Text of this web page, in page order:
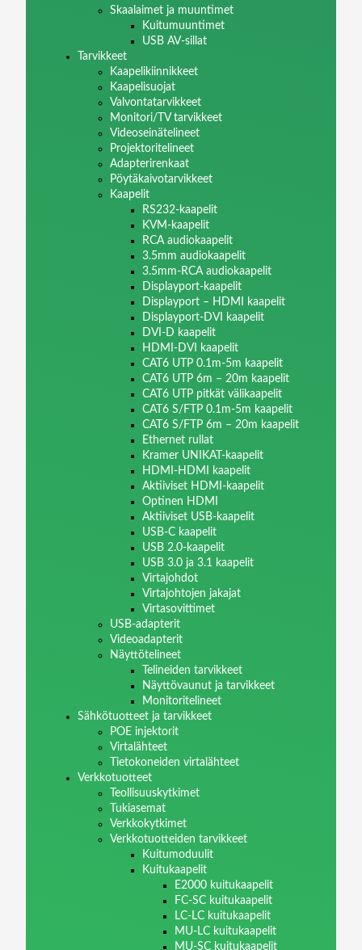
Skaalaimet ja muuntimet
Kuitumuuntimet
USB AV-sillat
Tarvikkeet
Kaapelikiinnikkeet
Kaapelisuojat
Valvontatarvikkeet
Monitori/TV tarvikkeet
Videoseinätelineet
Projektoritelineet
Adapterirenkaat
Pöytäkaivotarvikkeet
Kaapelit
RS232-kaapelit
KVM-kaapelit
RCA audiokaapelit
3.5mm audiokaapelit
3.5mm-RCA audiokaapelit
Displayport-kaapelit
Displayport – HDMI kaapelit
Displayport-DVI kaapelit
DVI-D kaapelit
HDMI-DVI kaapelit
CAT6 UTP 0.1m-5m kaapelit
CAT6 UTP 6m – 20m kaapelit
CAT6 UTP pitkät välikaapelit
CAT6 S/FTP 0.1m-5m kaapelit
CAT6 S/FTP 6m – 20m kaapelit
Ethernet rullat
Kramer UNIKAT-kaapelit
HDMI-HDMI kaapelit
Aktiiviset HDMI-kaapelit
Optinen HDMI
Aktiiviset USB-kaapelit
USB-C kaapelit
USB 2.0-kaapelit
USB 3.0 ja 3.1 kaapelit
Virtajohdot
Virtajohtojen jakajat
Virtasovittimet
USB-adapterit
Videoadapterit
Näyttötelineet
Telineiden tarvikkeet
Näyttövaunut ja tarvikkeet
Monitoritelineet
Sähkötuotteet ja tarvikkeet
POE injektorit
Virtalähteet
Tietokoneiden virtalähteet
Verkkotuotteet
Teollisuuskytkimet
Tukiasemat
Verkkokytkimet
Verkkotuotteiden tarvikkeet
Kuitumoduulit
Kuitukaapelit
E2000 kuitukaapelit
FC-SC kuitukaapelit
LC-LC kuitukaapelit
MU-LC kuitukaapelit
MU-SC kuitukaapelit